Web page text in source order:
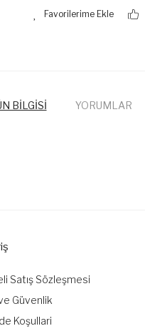
BİLGİSİ YORUMLAR
Satış Sözleşmesi
Güvenlik
Koşullari